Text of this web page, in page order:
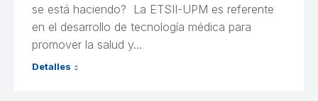
se está haciendo? La ETSII-UPM es referente
en el desarrollo de tecnología médica para
promover la salud y…
Detalles